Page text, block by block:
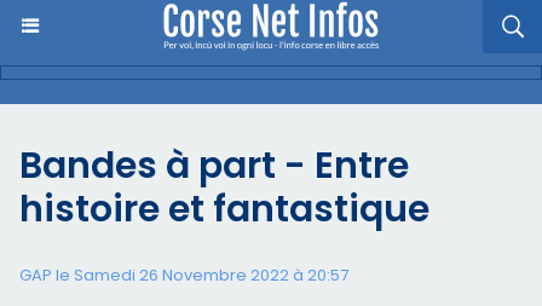
Bandes à part - Entre
histoire et fantastique
GAP le Samedi 26 Novembre 2022 à 20:57